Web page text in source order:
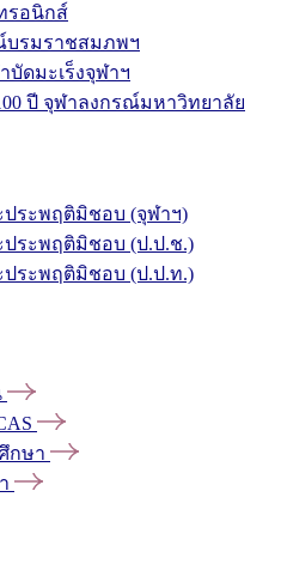
รอนิกส์
บรมราชสมภพฯ
ดมะเร็งจุฬาฯ
ปี จุฬาลงกรณ์มหาวิทยาลัย
ประพฤติมิชอบ (จุฬาฯ)
ประพฤติมิชอบ (ป.ป.ช.)
ประพฤติมิชอบ (ป.ป.ท.)
กษา